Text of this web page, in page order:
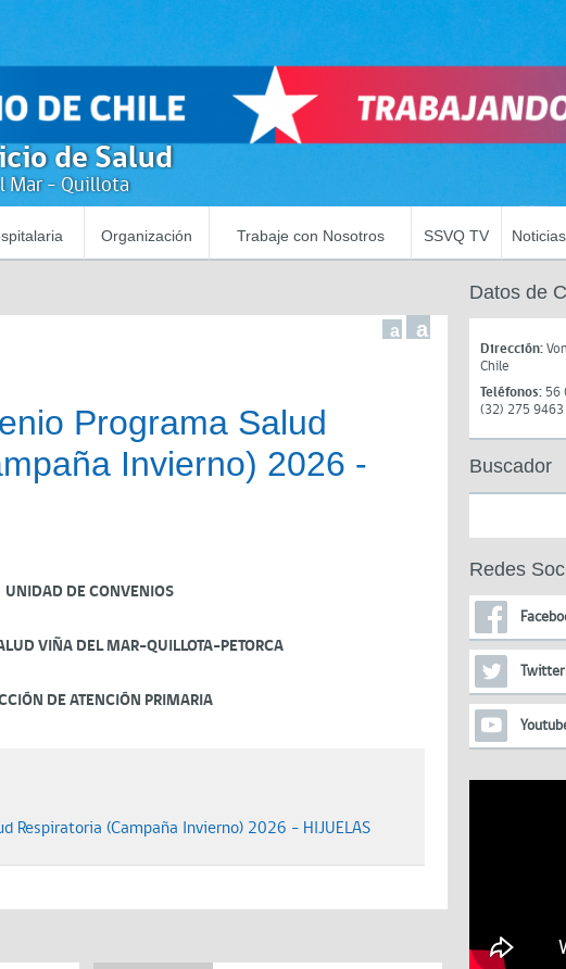
de Salud
Mar - Quillota
Organización Trabaje con Nosotros SSVQ TV Noticias
a a
Programa Salud
Invierno) 2026 -
UNIDAD DE CONVENIOS
VIÑA DEL MAR-QUILLOTA-PETORCA
DE ATENCIÓN PRIMARIA
Respiratoria (Campaña Invierno) 2026 - HIJUELAS
Datos de
Dirección:
Chile
Teléfonos: 56
(32) 275 9463
Buscador
Redes
Twitter